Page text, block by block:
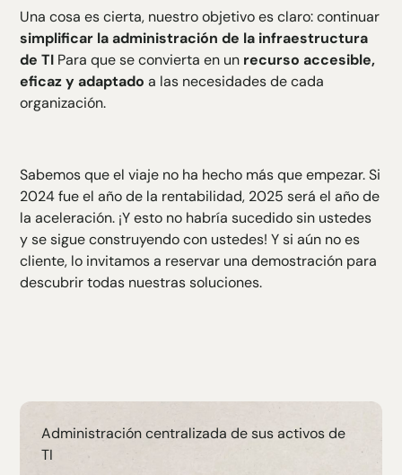
Administración centralizada de sus activos de
TI
Una cosa es cierta, nuestro objetivo es claro: continuar
simplificar la administración de la infraestructura
de TI Para que se convierta en un recurso accesible,
eficaz y adaptado a las necesidades de cada
organización.
Sabemos que el viaje no ha hecho más que empezar. Si
2024 fue el año de la rentabilidad, 2025 será el año de
la aceleración. ¡Y esto no habría sucedido sin ustedes
y se sigue construyendo con ustedes! Y si aún no es
cliente, lo invitamos a reservar una demostración para
descubrir todas nuestras soluciones.